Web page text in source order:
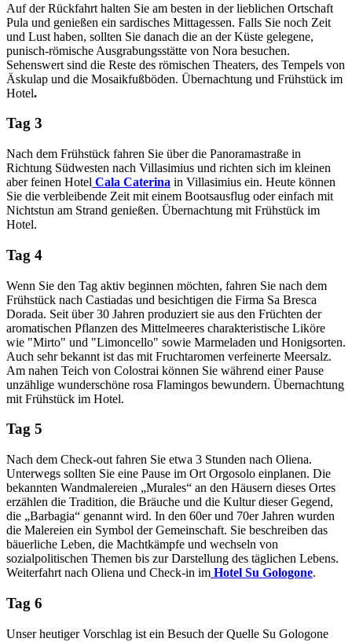
Auf der Rückfahrt halten Sie am besten in der lieblichen Ortschaft
Pula und genießen ein sardisches Mittagessen. Falls Sie noch Zeit
und Lust haben, sollten Sie danach die an der Küste gelegene,
punisch-römische Ausgrabungsstätte von Nora besuchen.
Sehenswert sind die Reste des römischen Theaters, des Tempels von
Äskulap und die Mosaikfußböden. Übernachtung und Frühstück im
Hotel.
Tag 3
Nach dem Frühstück fahren Sie über die Panoramastraße in
Richtung Südwesten nach Villasimius und richten sich im kleinen
aber feinen Hotel Cala Caterina in Villasimius ein. Heute können
Sie die verbleibende Zeit mit einem Bootsausflug oder einfach mit
Nichtstun am Strand genießen. Übernachtung mit Frühstück im
Hotel.
Tag 4
Wenn Sie den Tag aktiv beginnen möchten, fahren Sie nach dem
Frühstück nach Castiadas und besichtigen die Firma Sa Bresca
Dorada. Seit über 30 Jahren produziert sie aus den Früchten der
aromatischen Pflanzen des Mittelmeeres charakteristische Liköre
wie "Mirto" und "Limoncello" sowie Marmeladen und Honigsorten.
Auch sehr bekannt ist das mit Fruchtaromen verfeinerte Meersalz.
Am nahen Teich von Colostrai können Sie während einer Pause
unzählige wunderschöne rosa Flamingos bewundern. Übernachtung
mit Frühstück im Hotel.
Tag 5
Nach dem Check-out fahren Sie etwa 3 Stunden nach Oliena.
Unterwegs sollten Sie eine Pause im Ort Orgosolo einplanen. Die
bekannten Wandmalereien „Murales“ an den Häusern dieses Ortes
erzählen die Tradition, die Bräuche und die Kultur dieser Gegend,
die „Barbagia“ genannt wird. In den 60er und 70er Jahren wurden
die Malereien ein Symbol der Gemeinschaft. Sie beschreiben das
bäuerliche Leben, die Machtkämpfe und wechseln von
sozialpolitischen Themen bis zur Darstellung des täglichen Lebens.
Weiterfahrt nach Oliena und Check-in im Hotel Su Gologone.
Tag 6
Unser heutiger Vorschlag ist ein Besuch der Quelle Su Gologone